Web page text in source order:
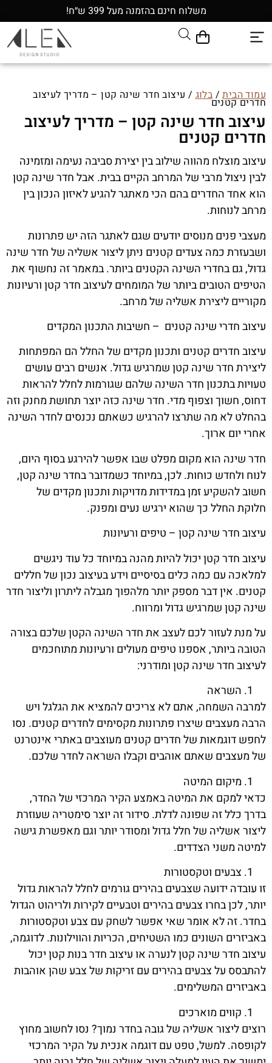
משלוח חינם בהזמנה מעל 399 ש״ח!
עמוד הבית/בלוג/ עיצוב חדר שינה קטן – מדריך לעיצוב
חדרים קטנים
עיצוב חדר שינה קטן – מדריך לעיצוב
חדרים קטנים
עיצוב מוצלח מהווה שילוב בין יצירת סביבה נעימה ומזמינה
לבין ניצול מרבי של המרחב הקיים בבית. אבל חדר שינה קטן
הוא אחד החדרים בהם הכי מאתגר להגיע לאיזון הנכון בין
מרחב לנוחות.
מעצבי פנים מנוסים יודעים שגם לאתגר הזה יש פתרונות
ושבעזרת כמה צעדים קטנים ניתן ליצור אשליה של חדר שינה
גדול, גם בחדרי השינה הקטנים ביותר. במאמר זה נחשוף את
הטיפים הטובים ביותר של המומחים לעיצוב חדר קטן ורעיונות
מקוריים ליצירת אשליה של מרחב.
עיצוב חדרי שינה קטנים – חשיבות התכנון המקדים
עיצוב חדרים קטנים ותכנון מקדים של החלל הם המפתחות
ליצירת חדר שינה קטן שמרגיש גדול. אנשים רבים עושים
טעויות בתכנון חדר השינה שלהם שגורמות לחלל להראות
דחוס, חשוך וצפוף מדי. חדר שינה כזה יוצר תחושת מחנק וזה
בהחלט לא מה שתרצו להרגיש כשאתם נכנסים לחדר השינה
אחרי יום ארוך.
חדר שינה הוא מקום מפלט שבו אפשר להירגע בסוף היום,
לנוח ולחדש כוחות. לכן, במיוחד כשמדובר בחדר שינה קטן,
חשוב להשקיע זמן במדידות מדויקות ותכנון מקדים של
חלוקת החלל כך שהוא ירגיש נעים ומפנק.
עיצוב חדר שינה קטן – טיפים ורעיונות
עיצוב חדר קטן יכול להיות מהנה במיוחד כל עוד ניגשים
למלאכה עם כמה כלים בסיסיים וידע בעיצוב נכון של חללים
קטנים. אין דבר מספק יותר מלהפוך מגבלה ליתרון וליצור חדר
שינה קטן שמרגיש גדול ומרווח.
על מנת לעזור לכם לעצב את חדר השינה הקטן שלכם בצורה
הטובה ביותר, אספנו טיפים מעולים ורעיונות מתוחכמים
לעיצוב חדר שינה קטן ומודרני:
השראה
למרבה השמחה, אתם לא צריכים להמציא את הגלגל ויש
הרבה מעצבים שיצרו פתרונות מקסימים לחדרים קטנים. נסו
לחפש דוגמאות של חדרים קטנים מעוצבים באתרי אינטרנט
של מעצבים שאתם אוהבים וקבלו השראה לחדר שלכם.
מיקום המיטה
כדאי למקם את המיטה באמצע הקיר המרכזי של החדר,
בדרך כלל זה שפונה לדלת. סידור זה יוצר סימטריה שעוזרת
ליצור אשליה של חלל גדול ומסודר יותר וגם מאפשרת גישה
למיטה משני הצדדים.
צבעים וטקסטורות
זו עובדה ידועה שצבעים בהירים גורמים לחלל להראות גדול
יותר, לכן בחרו צבעים בהירים וטבעיים לקירות ולריהוט הגדול
בחדר. זה לא אומר שאי אפשר לשחק עם צבע וטקסטורות
באביזרים השונים כמו השטיחים, הכריות והווילונות. לדוגמה,
עיצוב חדר שינה קטן לנערה או עיצוב חדר בנות קטן יכול
להתבסס על צבעים בהירים עם זריקות של צבע שהן אוהבות
באביזרים המשלימים.
קווים מוארכים
רוצים ליצור אשליה של גובה בחדר נמוך? נסו לחשוב מחוץ
לקופסה. למשל, טפט עם דוגמה אנכית על הקיר המרכזי